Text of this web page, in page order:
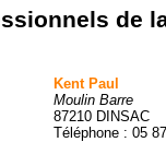
de
Kent Paul
Moulin Barre
87210 DINSAC
Téléphone : 05